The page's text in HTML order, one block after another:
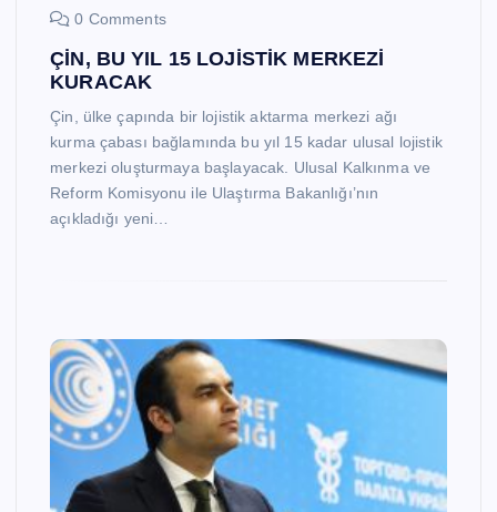
0 Comments
ÇİN, BU YIL 15 LOJİSTİK MERKEZİ
KURACAK
Çin, ülke çapında bir lojistik aktarma merkezi ağı
kurma çabası bağlamında bu yıl 15 kadar ulusal lojistik
merkezi oluşturmaya başlayacak. Ulusal Kalkınma ve
Reform Komisyonu ile Ulaştırma Bakanlığı’nın
açıkladığı yeni…